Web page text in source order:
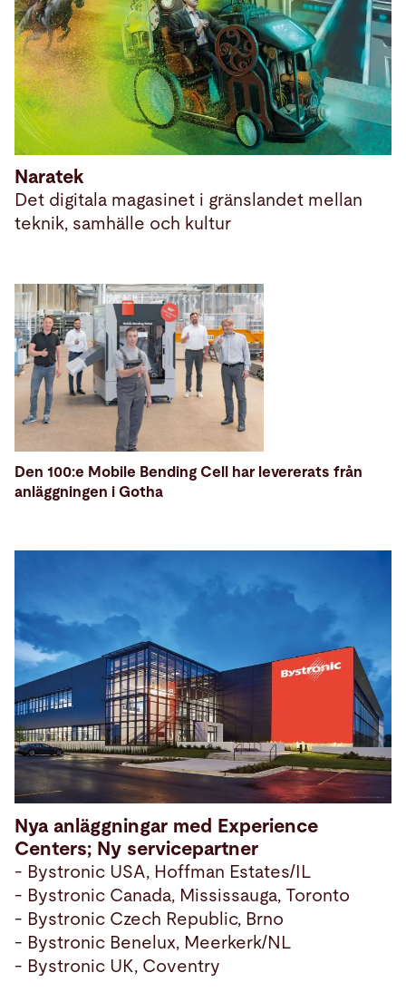
Naratek
Det digitala magasinet i gränslandet mellan
teknik, samhälle och kultur
Den 100:e Mobile Bending Cell har levererats från
anläggningen i Gotha
Nya anläggningar med Experience
Centers; Ny servicepartner
- Bystronic USA, Hoffman Estates/IL
- Bystronic Canada, Mississauga, Toronto
- Bystronic Czech Republic, Brno
- Bystronic Benelux, Meerkerk/NL
- Bystronic UK, Coventry